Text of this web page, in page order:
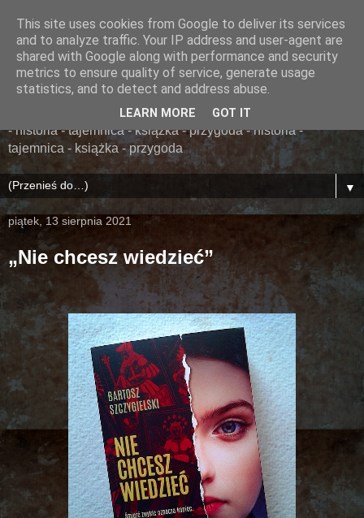
......... ZAPOMNIANA
BIBLIOTEKA ........
książka - przygoda - historia - tajemnica - książka - przygoda
- historia - tajemnica - książka - przygoda - historia -
tajemnica - książka - przygoda
▼
piątek, 13 sierpnia 2021
„Nie chcesz wiedzieć”
This site uses cookies from Google to deliver its services
and to analyze traffic. Your IP address and user-agent are
shared with Google along with performance and security
metrics to ensure quality of service, generate usage
statistics, and to detect and address abuse.
LEARN MORE GOT IT